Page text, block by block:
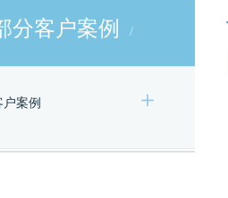
分客户案例
案例